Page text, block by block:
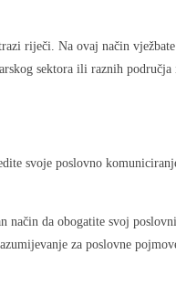
riječi. Na ovaj način
sektora ili raznih
svoje poslovno
da obogatite svoj
za poslovne